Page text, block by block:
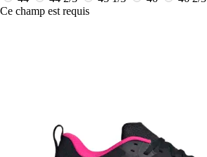
Ce champ est requis